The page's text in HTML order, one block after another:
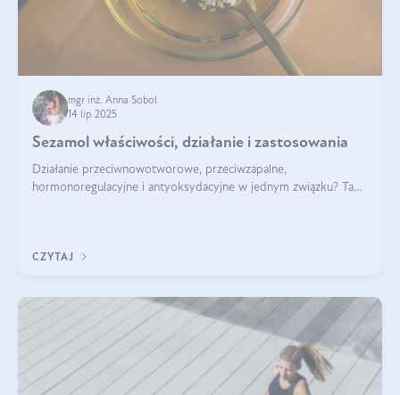
mgr inż. Anna Sobol
14 lip 2025
Sezamol właściwości, działanie i zastosowania
Działanie przeciwnowotworowe, przeciwzapalne,
hormonoregulacyjne i antyoksydacyjne w jednym związku? Tak
CZYTAJ